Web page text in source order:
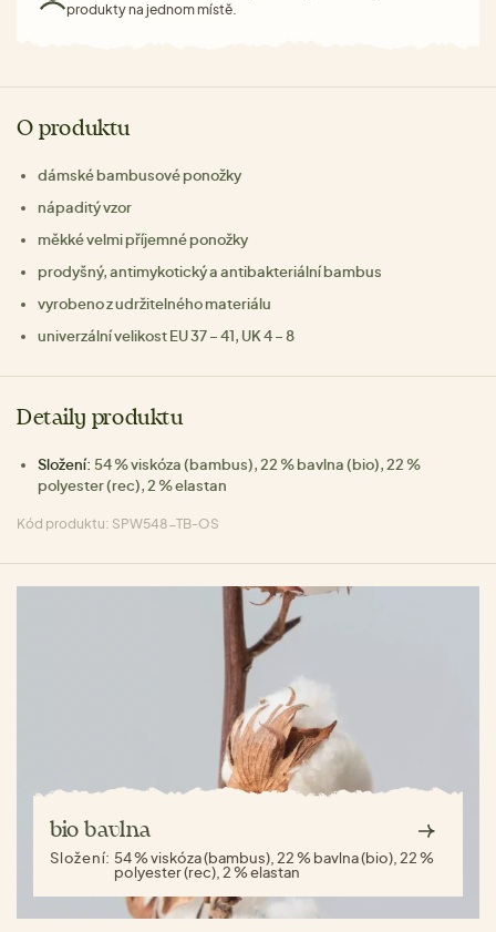
produkty na jednom místě.
O produktu
dámské bambusové ponožky
nápaditý vzor
měkké velmi příjemné ponožky
prodyšný, antimykotický a antibakteriální bambus
vyrobeno z udržitelného materiálu
univerzální velikost EU 37 – 41, UK 4 – 8
Detaily produktu
Složení: 54 % viskóza (bambus), 22 % bavlna (bio), 22 %
polyester (rec), 2 % elastan
Kód produktu: SPW548-TB-OS
bio bavlna
Složení: 54 % viskóza (bambus), 22 % bavlna (bio), 22 %
polyester (rec), 2 % elastan